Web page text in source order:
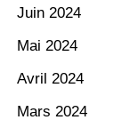
Juin 2024
Mai 2024
Avril 2024
Mars 2024